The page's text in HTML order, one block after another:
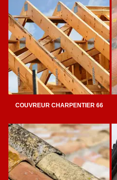
COUVREUR CHARPENTIER 66